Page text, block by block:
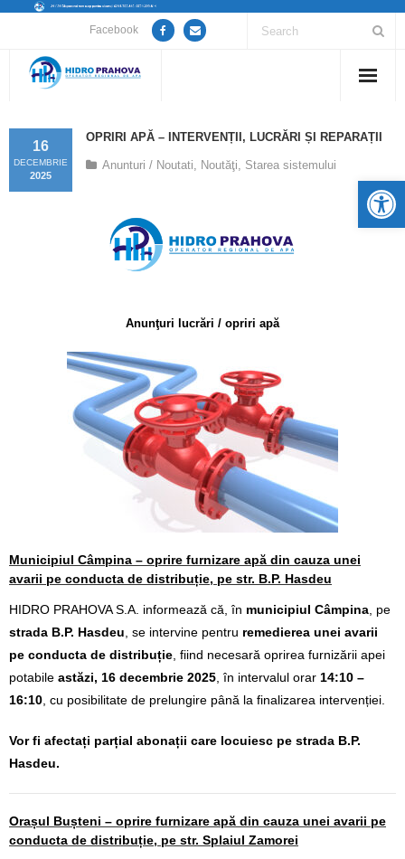
Facebook
Despre noi
Guvernanță Corporativă
Informații de interes public
Calitatea apei
OPRIRI APĂ – INTERVENȚII, LUCRĂRI ȘI REPARAȚII
16
DECEMBRIE
2025
Anunturi / Noutati, Noutăţi, Starea sistemului
Anunţuri lucrări / opriri apă
Municipiul Câmpina – oprire furnizare apă din cauza unei
avarii pe conducta de distribuție, pe str. B.P. Hasdeu
HIDRO PRAHOVA S.A. informează că, în municipiul Câmpina, pe
strada B.P. Hasdeu, se intervine pentru remedierea unei avarii
pe conducta de distribuție, fiind necesară oprirea furnizării apei
potabile astăzi, 16 decembrie 2025, în intervalul orar 14:10 –
16:10, cu posibilitate de prelungire până la finalizarea intervenției.
Vor fi afectați parțial abonații care locuiesc pe strada B.P.
Hasdeu.
Orașul Bușteni – oprire furnizare apă din cauza unei avarii pe
conducta de distribuție, pe str. Splaiul Zamorei